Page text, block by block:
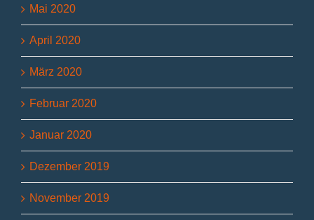
Mai 2020
April 2020
März 2020
Februar 2020
Januar 2020
Dezember 2019
November 2019